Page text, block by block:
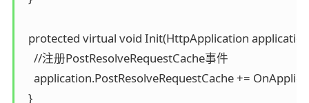
protected virtual void Init(HttpApplication
    //注册PostResolveRequestCache事件
application.PostResolveRequestCache +=
  }